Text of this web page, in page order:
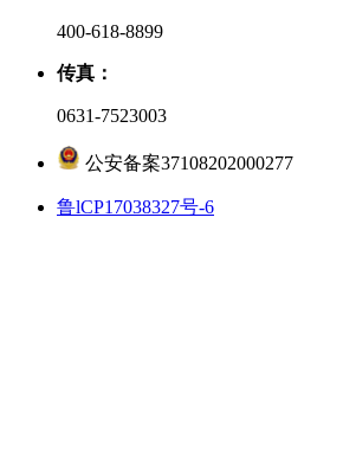
400-618-8899
传真：
0631-7523003
公安备案37108202000277
鲁lCP17038327号-6